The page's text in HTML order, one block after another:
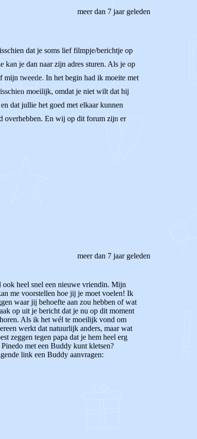
meer dan 7 jaar geleden
dat je soms lief filmpje/berichtje op
kan je dan naar zijn adres sturen. Als je op
tweede. In het begin had ik moeite met
moeilijk, omdat je niet wilt dat hij
dat jullie het goed met elkaar kunnen
overhebben. En wij op dit forum zijn er
meer dan 7 jaar geleden
heel snel een nieuwe vriendin. Mijn
me voorstellen hoe jij je moet voelen! Ik
waar jij behoefte aan zou hebben of wat
op uit je bericht dat je nu op dit moment
Als ik het wél te moeilijk vond om
werkt dat natuurlijk anders, maar wat
zeggen tegen papa dat je hem heel erg
met een Buddy kunt kletsen?
link een Buddy aanvragen: